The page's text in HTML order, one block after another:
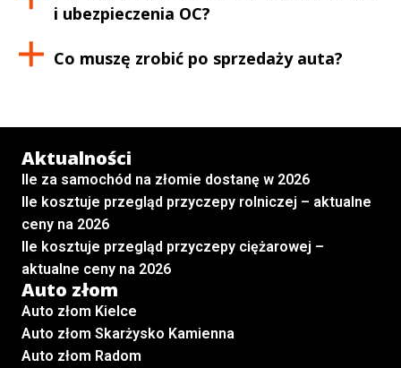
i ubezpieczenia OC?
Co muszę zrobić po sprzedaży auta?
Aktualności
Ile za samochód na złomie dostanę w 2026
Ile kosztuje przegląd przyczepy rolniczej – aktualne
ceny na 2026
Ile kosztuje przegląd przyczepy ciężarowej –
aktualne ceny na 2026
Auto złom
Auto złom Kielce
Auto złom Skarżysko Kamienna
Auto złom Radom